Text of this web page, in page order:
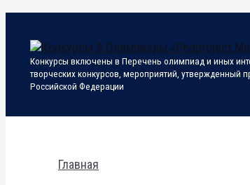
содержимому
Конкурсы включены в Перечень олимпиад и иных
творческих конкурсов, мероприятий, утвержденный
Российской Федерации
Главная